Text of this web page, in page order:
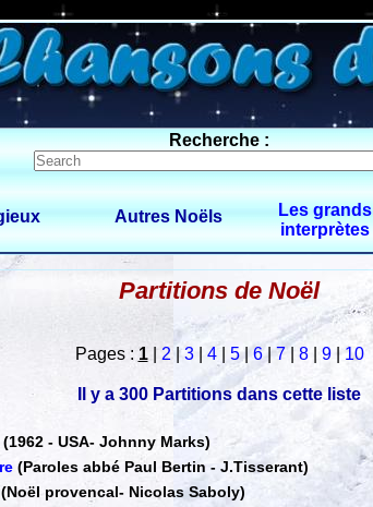
0 $limitbot 1 $limittot 2
Recherche :
Autres Noëls
Les grands
interprètes
Partitions de Noël
Pages : 1| 2 |3| 4| 5| 6| 7| 8| 9| 10
Il y a 300 Partitions dans cette liste
(1962 - USA-Johnny Marks)
(Paroles abbé Paul Bertin - J.Tisserant)
(Noël provencal- Nicolas Saboly)